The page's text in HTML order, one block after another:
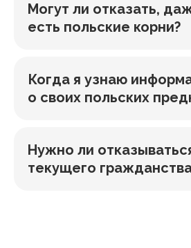
Могут ли отказать,
есть польские корни?
Когда я узнаю
о своих польских
Нужно ли
текущего